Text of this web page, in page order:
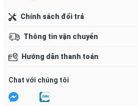
Chính sách đổi trả
Thông tin vận chuyển
Hướng dẫn thanh toán
Chat với chúng tôi